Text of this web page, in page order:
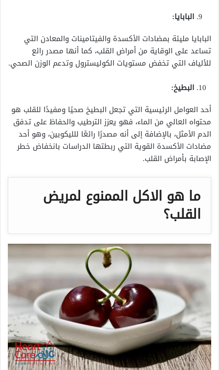
البابايا:
البابايا مليئة بمضادات الأكسدة والفيتامينات والمعادن التي
تساعد على الوقاية من أمراض القلب، كما أنها مصدر رائع
للألياف التي تخفض مستويات الكوليسترول وتدعم الوزن الصحي.
البطيخ:
أحد العوامل الرئيسية التي تجعل البطيخ صحيًا ومفيدًا للقلب هو
محتواه العالي من الماء، فهو يعزز الترطيب والحفاظ على تدفق
الدم الأمثل، بالإضافة إلى أنه مصدرًا رائعًا للليكوبين، وهو أحد
مضادات الأكسدة القوية التي ربطتها الدراسات بانخفاض خطر
الإصابة بأمراض القلب.
ما هو الاكل الممنوع لمريض
القلب؟